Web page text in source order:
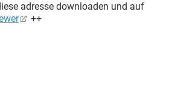
adresse downloaden und auf
++